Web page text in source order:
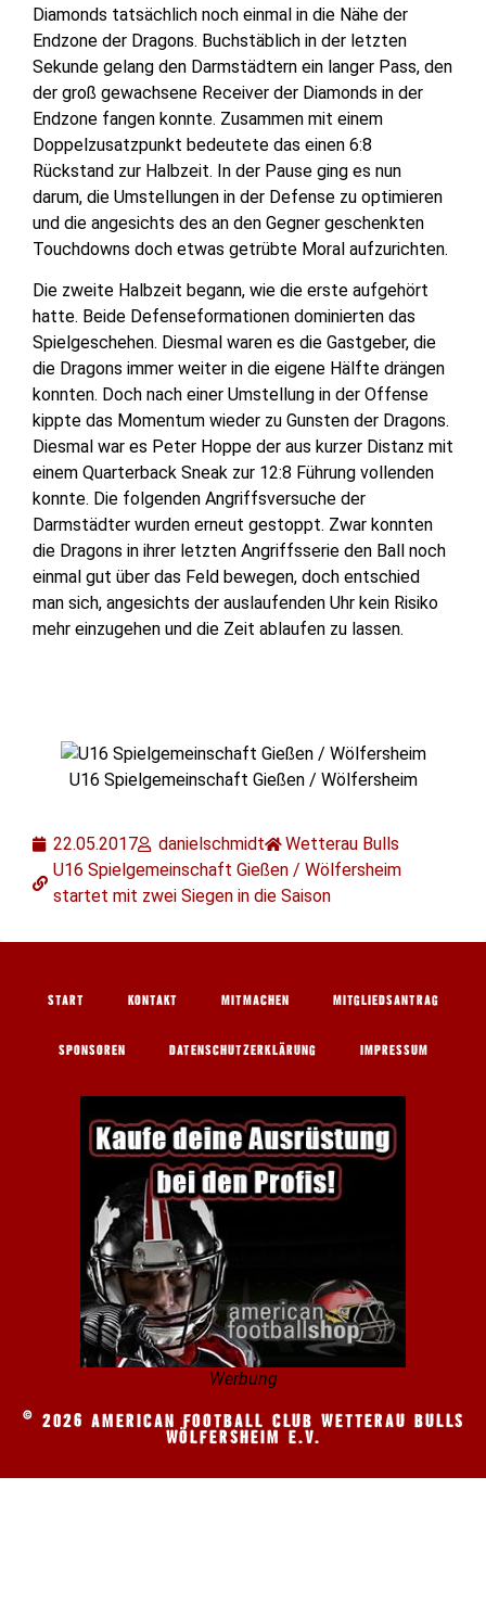
Diamonds tatsächlich noch einmal in die Nähe der
Endzone der Dragons. Buchstäblich in der letzten
Sekunde gelang den Darmstädtern ein langer Pass, den
der groß gewachsene Receiver der Diamonds in der
Endzone fangen konnte. Zusammen mit einem
Doppelzusatzpunkt bedeutete das einen 6:8
Rückstand zur Halbzeit. In der Pause ging es nun
darum, die Umstellungen in der Defense zu optimieren
und die angesichts des an den Gegner geschenkten
Touchdowns doch etwas getrübte Moral aufzurichten.
Die zweite Halbzeit begann, wie die erste aufgehört
hatte. Beide Defenseformationen dominierten das
Spielgeschehen. Diesmal waren es die Gastgeber, die
die Dragons immer weiter in die eigene Hälfte drängen
konnten. Doch nach einer Umstellung in der Offense
kippte das Momentum wieder zu Gunsten der Dragons.
Diesmal war es Peter Hoppe der aus kurzer Distanz mit
einem Quarterback Sneak zur 12:8 Führung vollenden
konnte. Die folgenden Angriffsversuche der
Darmstädter wurden erneut gestoppt. Zwar konnten
die Dragons in ihrer letzten Angriffsserie den Ball noch
einmal gut über das Feld bewegen, doch entschied
man sich, angesichts der auslaufenden Uhr kein Risiko
mehr einzugehen und die Zeit ablaufen zu lassen.
U16 Spielgemeinschaft Gießen / Wölfersheim
22.05.2017 danielschmidt
Wetterau Bulls
U16 Spielgemeinschaft Gießen / Wölfersheim
startet mit zwei Siegen in die Saison
START KONTAKT MITMACHEN MITGLIEDSANTRAG
SPONSOREN DATENSCHUTZERKLÄRUNG IMPRESSUM
Werbung
© 2026 AMERICAN FOOTBALL CLUB WETTERAU BULLS
WÖLFERSHEIM E.V.